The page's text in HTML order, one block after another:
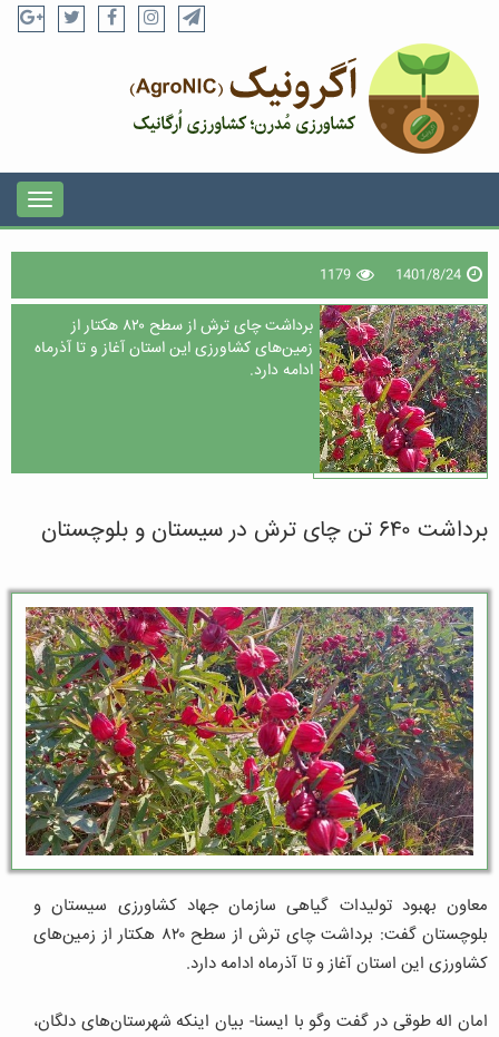
1401/8/24
1179
برداشت چای ترش از سطح ۸۲۰ هکتار از
زمین‌های کشاورزی این استان آغاز و تا آذرماه
ادامه دارد.
برداشت ۶۴۰ تن چای ترش در سیستان و بلوچستان
معاون‌ بهبود تولیدات گیاهی سازمان جهاد کشاورزی سیستان و
بلوچستان گفت: برداشت چای ترش از سطح ۸۲۰ هکتار از زمین‌های
کشاورزی این استان آغاز و تا آذرماه ادامه دارد.
امان اله طوقی در گفت وگو با ایسنا- بیان اینکه شهرستان‌های دلگان،